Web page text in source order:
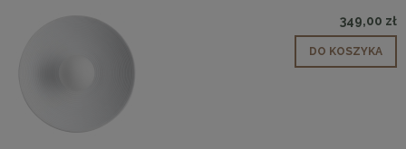
349,00 zł
DO KOSZYKA